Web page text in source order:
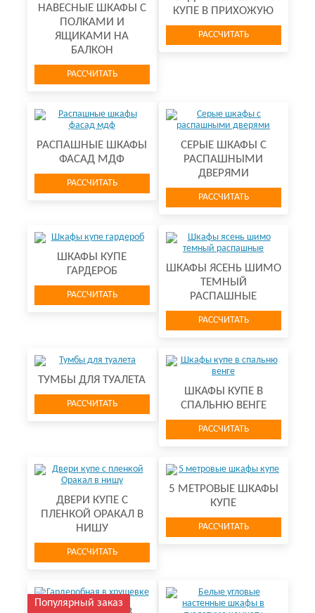
НАВЕСНЫЕ ШКАФЫ С
ПОЛКАМИ И
ЯЩИКАМИ НА
БАЛКОН
РАССЧИТАТЬ
КУПЕ В ПРИХОЖУЮ
РАССЧИТАТЬ
РАСПАШНЫЕ ШКАФЫ
ФАСАД МДФ
РАССЧИТАТЬ
СЕРЫЕ ШКАФЫ С
РАСПАШНЫМИ
ДВЕРЯМИ
РАССЧИТАТЬ
ШКАФЫ КУПЕ
ГАРДЕРОБ
РАССЧИТАТЬ
ШКАФЫ ЯСЕНЬ ШИМО
ТЕМНЫЙ
РАСПАШНЫЕ
РАССЧИТАТЬ
ТУМБЫ ДЛЯ ТУАЛЕТА
РАССЧИТАТЬ
ШКАФЫ КУПЕ В
СПАЛЬНЮ ВЕНГЕ
РАССЧИТАТЬ
ДВЕРИ КУПЕ С
ПЛЕНКОЙ ОРАКАЛ В
НИШУ
РАССЧИТАТЬ
5 МЕТРОВЫЕ ШКАФЫ
КУПЕ
РАССЧИТАТЬ
Популярный заказ